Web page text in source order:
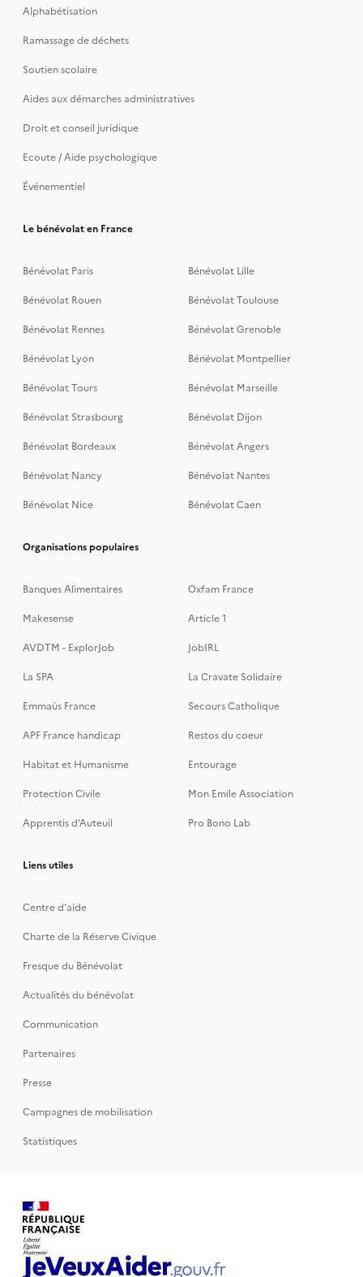
Alphabétisation
Ramassage de déchets
Soutien scolaire
Aides aux démarches administratives
Droit et conseil juridique
Ecoute / Aide psychologique
Événementiel
Le bénévolat en France
Bénévolat Paris
Bénévolat Lille
Bénévolat Rouen
Bénévolat Toulouse
Bénévolat Rennes
Bénévolat Grenoble
Bénévolat Lyon
Bénévolat Montpellier
Bénévolat Tours
Bénévolat Marseille
Bénévolat Strasbourg
Bénévolat Dijon
Bénévolat Bordeaux
Bénévolat Angers
Bénévolat Nancy
Bénévolat Nantes
Bénévolat Nice
Bénévolat Caen
Organisations populaires
Banques Alimentaires
Oxfam France
Makesense
Article 1
AVDTM - ExplorJob
JobIRL
La SPA
La Cravate Solidaire
Emmaüs France
Secours Catholique
APF France handicap
Restos du coeur
Habitat et Humanisme
Entourage
Protection Civile
Mon Emile Association
Apprentis d’Auteuil
Pro Bono Lab
Liens utiles
Centre d'aide
Charte de la Réserve Civique
Fresque du Bénévolat
Actualités du bénévolat
Communication
Partenaires
Presse
Campagnes de mobilisation
Statistiques